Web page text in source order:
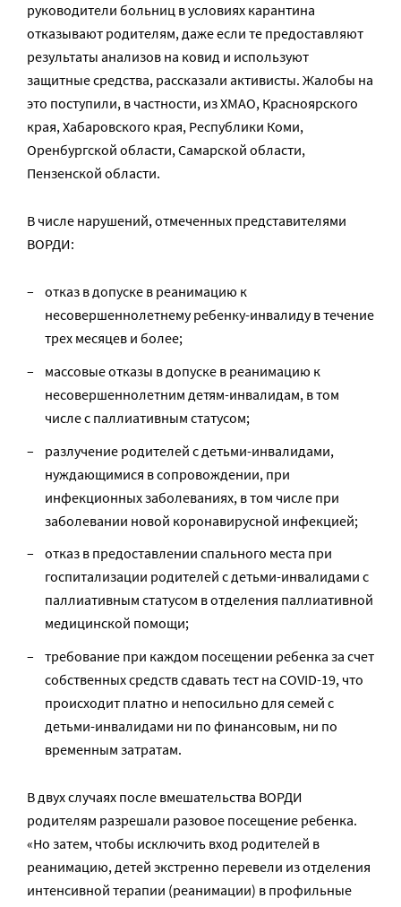
руководители больниц в условиях карантина
отказывают родителям, даже если те предоставляют
результаты анализов на ковид и используют
защитные средства, рассказали активисты. Жалобы на
это поступили, в частности, из ХМАО, Красноярского
края, Хабаровского края, Республики Коми,
Оренбургской области, Самарской области,
Пензенской области.
В числе нарушений, отмеченных представителями
ВОРДИ:
отказ в допуске в реанимацию к
несовершеннолетнему ребенку-инвалиду в течение
трех месяцев и более;
массовые отказы в допуске в реанимацию к
несовершеннолетним детям-инвалидам, в том
числе с паллиативным статусом;
разлучение родителей с детьми-инвалидами,
нуждающимися в сопровождении, при
инфекционных заболеваниях, в том числе при
заболевании новой коронавирусной инфекцией;
отказ в предоставлении спального места при
госпитализации родителей с детьми-инвалидами с
паллиативным статусом в отделения паллиативной
медицинской помощи;
требование при каждом посещении ребенка за счет
собственных средств сдавать тест на COVID-19, что
происходит платно и непосильно для семей с
детьми-инвалидами ни по финансовым, ни по
временным затратам.
В двух случаях после вмешательства ВОРДИ
родителям разрешали разовое посещение ребенка.
«Но затем, чтобы исключить вход родителей в
реанимацию, детей экстренно перевели из отделения
интенсивной терапии (реанимации) в профильные